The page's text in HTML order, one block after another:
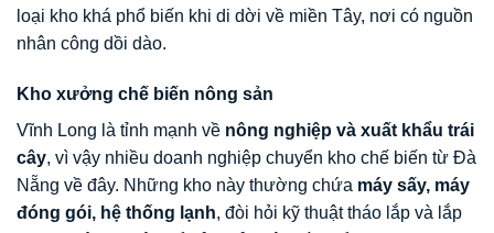
loại kho khá phổ biến khi di dời về miền Tây, nơi có nguồn
nhân công dồi dào.
Kho xưởng chế biến nông sản
Vĩnh Long là tỉnh mạnh về nông nghiệp và xuất khẩu trái
cây, vì vậy nhiều doanh nghiệp chuyển kho chế biến từ Đà
Nẵng về đây. Những kho này thường chứa máy sấy, máy
đóng gói, hệ thống lạnh, đòi hỏi kỹ thuật tháo lắp và lắp